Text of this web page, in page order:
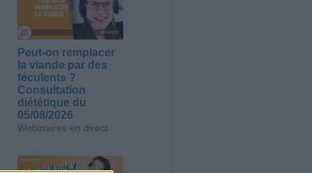
Peut-on remplacer
la viande par des
féculents ?
Consultation
diététique du
05/08/2026
Webinaires en direct